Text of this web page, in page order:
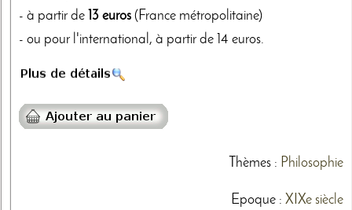
- à partir de 13 euros (France métropolitaine)
- ou pour l'international, à partir de 14 euros.
Thèmes: Philosophie
Epoque : XIXe siècle